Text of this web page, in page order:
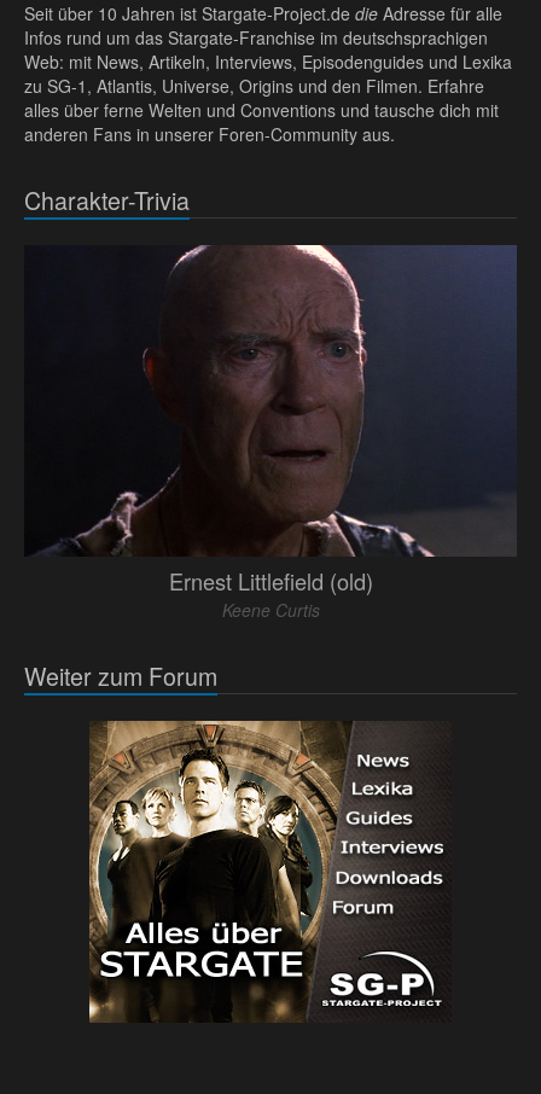
Seit über 10 Jahren ist Stargate-Project.de die Adresse für alle
Infos rund um das Stargate-Franchise im deutschsprachigen
Web: mit News, Artikeln, Interviews, Episodenguides und Lexika
zu SG-1, Atlantis, Universe, Origins und den Filmen. Erfahre
alles über ferne Welten und Conventions und tausche dich mit
anderen Fans in unserer Foren-Community aus.
Charakter-Trivia
Ernest Littlefield (old)
Keene Curtis
Weiter zum Forum